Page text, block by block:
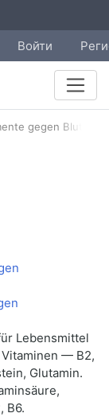
Войти
gegen
Lebensmittel
— B2,
Glutamin.
B6.